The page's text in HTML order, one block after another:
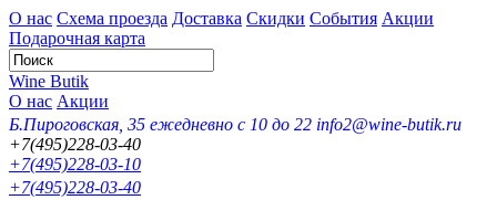
О нас Схема проезда Доставка Скидки События Акции
Подарочная карта
Wine Butik
О нас Акции
Б.Пироговская, 35 ежедневно с 10 до 22 info2@wine-butik.ru
+7(495)228-03-40
+7(495)228-03-10
+7(495)228-03-40